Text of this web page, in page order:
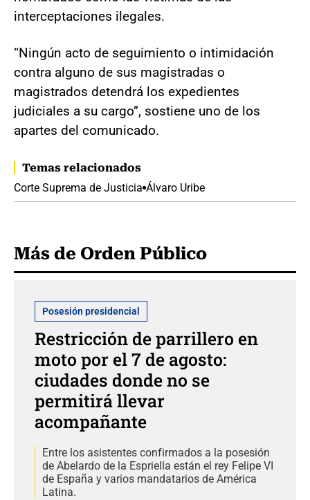
interceptaciones ilegales.
“Ningún acto de seguimiento o intimidación
contra alguno de sus magistradas o
magistrados detendrá los expedientes
judiciales a su cargo”, sostiene uno de los
apartes del comunicado.
Temas relacionados
Corte Suprema de Justicia Álvaro Uribe
Más de Orden Público
Posesión presidencial
Restricción de parrillero en
moto por el 7 de agosto:
ciudades donde no se
permitirá llevar
acompañante
Entre los asistentes confirmados a la posesión
de Abelardo de la Espriella están el rey Felipe VI
de España y varios mandatarios de América
Latina.